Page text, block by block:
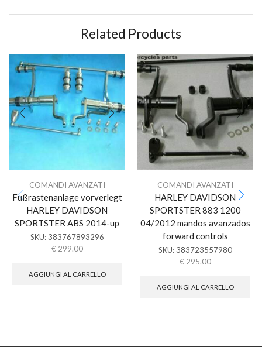
Related Products
COMANDI AVANZATI
Fußrastenanlage vorverlegt
HARLEY DAVIDSON
SPORTSTER ABS 2014-up
SKU: 383767893296
€ 299.00
AGGIUNGI AL CARRELLO
COMANDI AVANZATI
HARLEY DAVIDSON
SPORTSTER 883 1200
04/2012 mandos avanzados
forward controls
SKU: 383723557980
€ 295.00
AGGIUNGI AL CARRELLO